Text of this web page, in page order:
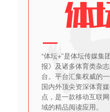
“体坛+”是体坛传媒集
报》及诸多体育类杂
台。平台汇集权威的
国内外顶尖资深体育
点，是一款移动互联
域的精品阅读应用。